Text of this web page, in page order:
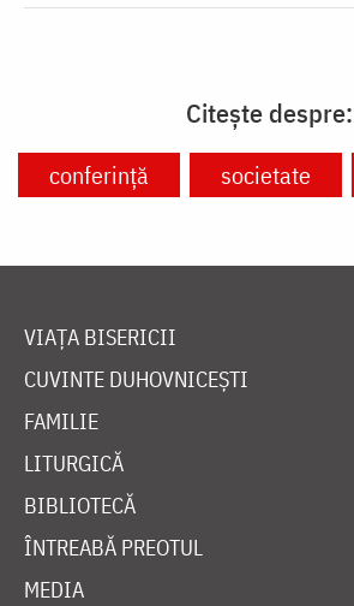
Citește despre:
conferință societate
VIAȚA BISERICII
CUVINTE DUHOVNICEȘTI
FAMILIE
LITURGICĂ
BIBLIOTECĂ
ÎNTREABĂ PREOTUL
MEDIA